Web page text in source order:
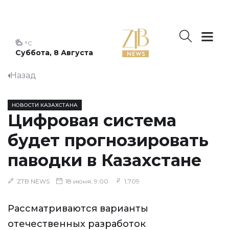
Суббота, 8 Августа
°C
Назад
НОВОСТИ КАЗАХСТАНА
Цифровая система
будет прогнозировать
паводки в Казахстане
ZTB NEWS 18 июня, 9:00 1,709
Рассматриваются варианты
отечественных разработок